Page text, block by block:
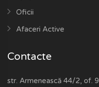
Oficii
Afaceri Active
Contacte
str. Armenească 44/2, of. 9